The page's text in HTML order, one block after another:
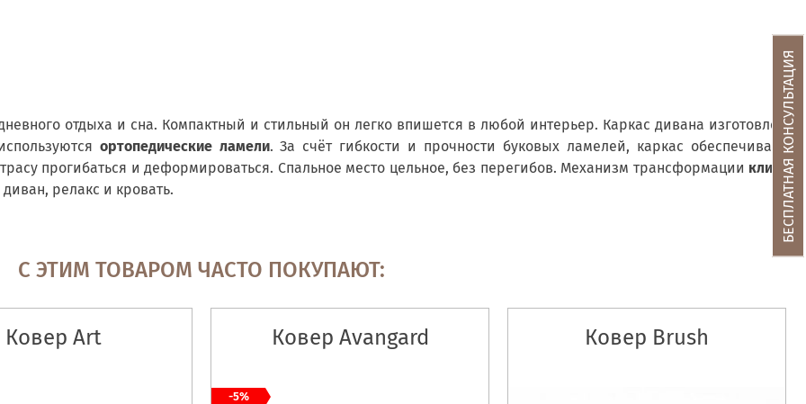
отдыха и сна. Компактный и стильный он легко впишется в любой интерьер. Каркас дивана изготовлен
ортопедические ламели. За счёт гибкости и прочности буковых ламелей, каркас обеспечивает
прогибаться и деформироваться. Спальное место цельное, без перегибов. Механизм трансформации клик-
релакс и кровать.
С ЭТИМ ТОВАРОМ ЧАСТО ПОКУПАЮТ:
Ковер Art Ковер Avangard
-5%
Ковер Brush
БЕСПЛАТНАЯ КОНСУЛЬТАЦИЯ